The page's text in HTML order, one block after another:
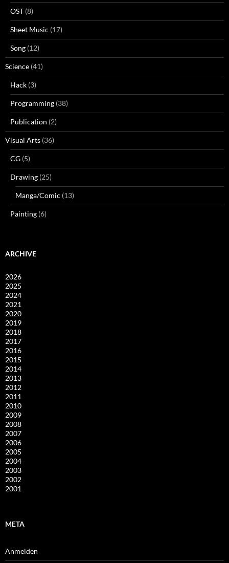
OST (8)
Sheet Music (17)
Song (12)
Science (41)
Hack (3)
Programming (38)
Publication (2)
Visual Arts (36)
CG (5)
Drawing (25)
Manga/Comic (13)
Painting (6)
ARCHIVE
2026
2025
2024
2021
2020
2019
2018
2017
2016
2015
2014
2013
2012
2011
2010
2009
2008
2007
2006
2005
2004
2003
2002
2001
META
Anmelden